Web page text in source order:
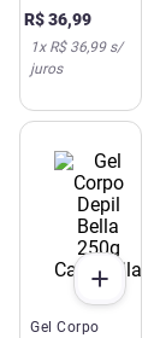
Spa Care
R$36,99
1x R$ 36,99s/
juros
Gel Corpo